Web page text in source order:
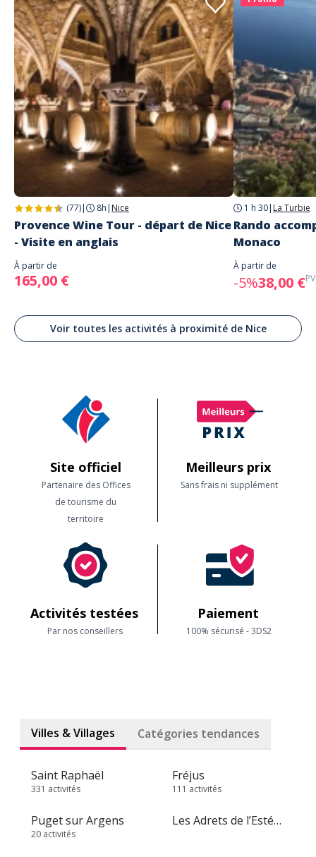
(77)| 8h | Nice
Provence Wine Tour - départ de Nice
- Visite en anglais
À partir de
165,00 €
1 h 30| La Turbie
Rando
Monaco
À partir de
-5%38,00 €
Voir toutes les activités à proximité de Nice
Site officiel
Partenaire des Offices
de tourisme du
territoire
Meilleurs prix
Sans frais ni supplément
Activités testées
Par nos conseillers
Paiement
100% sécurisé - 3DS2
Villes & Villages Catégories tendances
Saint Raphaël
331 activités
Fréjus
111 activités
Puget sur Argens
20 activités
Les Adrets de l’Estérel